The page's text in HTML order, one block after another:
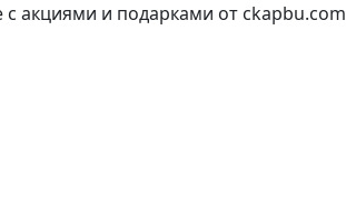
акциями и подарками от ckapbu.com